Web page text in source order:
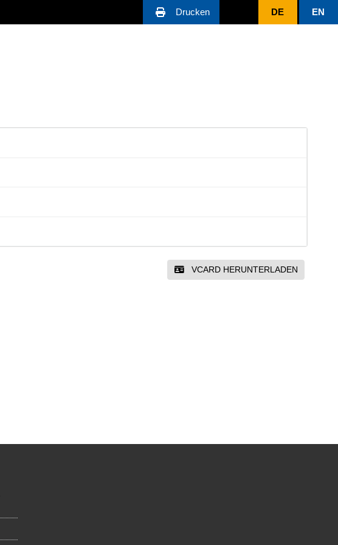
Drucken DE EN
VCARD HERUNTERLADEN